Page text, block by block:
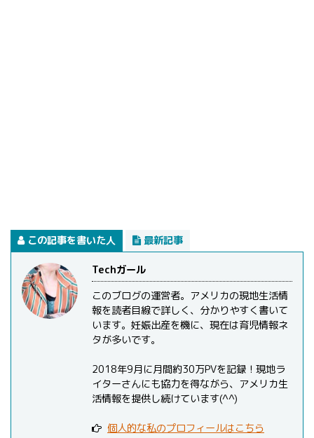
この記事を書いた人 最新記事
Techガール
このブログの運営者。アメリカの現地生活情
報を読者目線で詳しく、分かりやすく書いて
います。妊娠出産を機に、現在は育児情報ネ
タが多いです。
2018年9月に月間約30万PVを記録！現地ラ
イターさんにも協力を得ながら、アメリカ生
活情報を提供し続けています(^^)
個人的な私のプロフィールはこちら